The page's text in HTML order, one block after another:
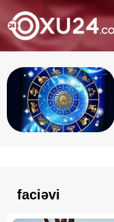
faciəvi